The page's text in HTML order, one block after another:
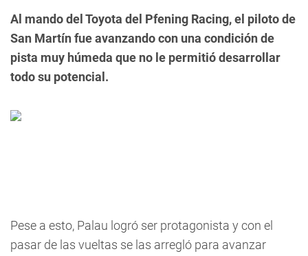
Al mando del Toyota del Pfening Racing, el piloto de
San Martín fue avanzando con una condición de
pista muy húmeda que no le permitió desarrollar
todo su potencial.
Pese a esto, Palau logró ser protagonista y con el
pasar de las vueltas se las arregló para avanzar